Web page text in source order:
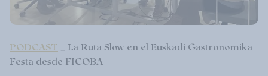
PODCAST _ La Ruta Slow en el Euskadi Gastronomika
Festa desde FICOBA